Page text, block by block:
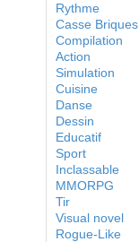
Rythme
Casse Briques
Compilation
Action
Simulation
Cuisine
Danse
Dessin
Educatif
Sport
Inclassable
MMORPG
Tir
Visual novel
Rogue-Like